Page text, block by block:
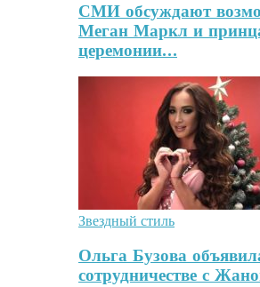
СМИ обсуждают
Меган Маркл и
церемонии…
Звездный стиль
Ольга Бузова
сотрудничестве с